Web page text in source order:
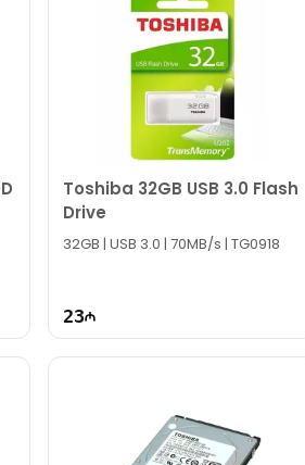
Toshiba 32GB USB 3.0 Flash
Drive
32GB | USB 3.0 | 70MB/s | TG0918
23